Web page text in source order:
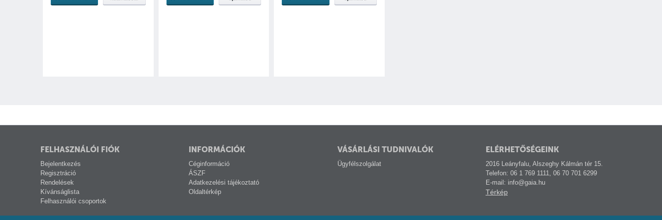
FELHASZNÁLÓI FIÓK
Bejelentkezés
Regisztráció
Rendelések
Kívánságlista
Felhasználói csoportok
INFORMÁCIÓK
Céginformáció
ÁSZF
Adatkezelési tájékoztató
Oldaltérkép
VÁSÁRLÁSI TUDNIVALÓK
Ügyfélszolgálat
ELÉRHETŐSÉGEINK
2016 Leányfalu, Alszeghy Kálmán tér 15.
Telefon: 06 1 769 1111, 06 70 701 6299
E-mail: info@gaia.hu
Térkép